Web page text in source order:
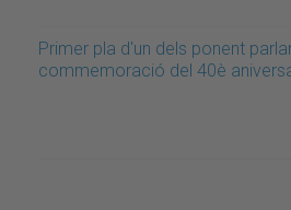
Primer pla d'un dels ponent
commemoració del 40è